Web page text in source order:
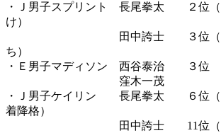
・Ｊ男子スプリント 長尾拳太 ２位（
け）
田中誇士 ３位（３－４
ち）
・Ｅ男子マディソン 西谷泰治 ３位
窪木一茂
・Ｊ男子ケイリン 長尾拳太 ６位（
着降格）
田中誇士 11位（７－12